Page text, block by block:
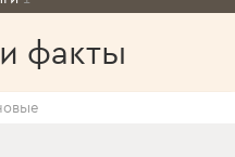
факты